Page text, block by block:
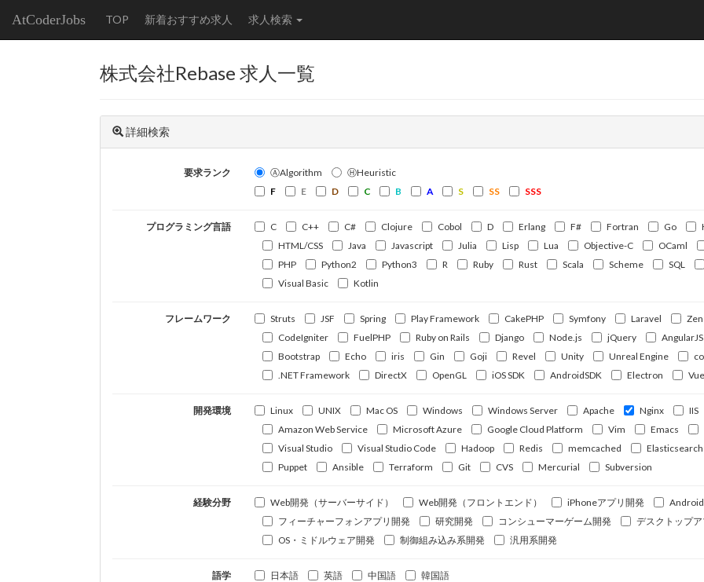
AtCoderJobs TOP 新着おすすめ求人 求人検索
株式会社Rebase 求人一覧
詳細検索
要求ランク ⒶAlgorithm
ⒽHeuristic
F
E D C B A S SS SSS
プログラミング言語 C C++ C# Clojure Cobol D Erlang F# Fortran Go
HTML/CSS
Java Javascript Julia Lisp Lua Objective-C
OCaml
PHP
Python2 Python3 R Ruby Rust Scala Scheme
SQL
Visual Basic
Kotlin
フレームワーク Struts JSF Spring Play Framework CakePHP Symfony Laravel
CodeIgniter
FuelPHP Ruby on Rails Django Node.js jQuery
AngularJS
Bootstrap
Echo iris Gin Goji Revel Unity Unreal Engine
.NET Framework
DirectX OpenGL iOS SDK AndroidSDK Electron
開発環境 Linux UNIX Mac OS Windows Windows Server Apache Nginx
IIS
Amazon Web Service
Microsoft Azure Google Cloud Platform Vim
Emacs
Visual Studio
Visual Studio Code Hadoop Redis memcached
Elasticsearch
Puppet
Ansible Terraform Git CVS Mercurial Subversion
経験分野 Web開発（サーバーサイド） Web開発（フロントエンド） iPhoneアプリ開発
フィーチャーフォンアプリ開発
研究開発 コンシューマーゲーム開発
デスクトップ
OS・ミドルウェア開発
制御組み込み系開発 汎用系開発
語学 日本語 英語 中国語 韓国語